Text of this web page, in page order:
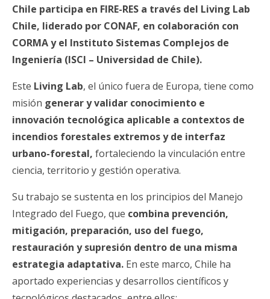
Chile participa en FIRE-RES a través del Living Lab
Chile, liderado por CONAF, en colaboración con
CORMA y el Instituto Sistemas Complejos de
Ingeniería (ISCI – Universidad de Chile).
Este Living Lab, el único fuera de Europa, tiene como
misión generar y validar conocimiento e
innovación tecnológica aplicable a contextos de
incendios forestales extremos y de interfaz
urbano-forestal, fortaleciendo la vinculación entre
ciencia, territorio y gestión operativa.
Su trabajo se sustenta en los principios del Manejo
Integrado del Fuego, que combina prevención,
mitigación, preparación, uso del fuego,
restauración y supresión dentro de una misma
estrategia adaptativa. En este marco, Chile ha
aportado experiencias y desarrollos científicos y